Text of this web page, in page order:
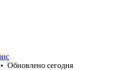
• Обновлено сегодня